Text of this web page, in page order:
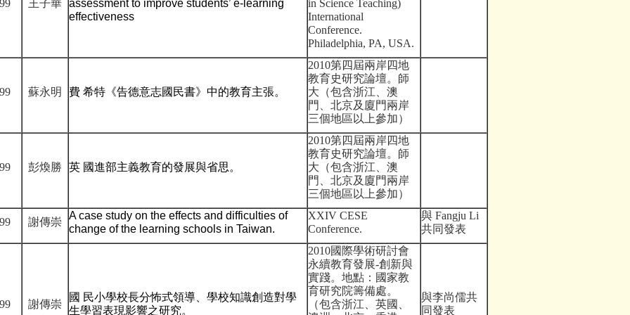
99 王子華
assessment to improve students’ e-learning
effectiveness
in Science Teaching)
International
Conference.
Philadelphia, PA, USA.
99 蘇永明 費 希特《告德意志國民書》中的教育主張。
2010第四屆兩岸四地
教育史研究論壇。師
大（包含浙江、澳
門、北京及廈門兩岸
三個地區以上參加）
99 彭煥勝 英 國進部主義教育的發展與省思。
2010第四屆兩岸四地
教育史研究論壇。師
大（包含浙江、澳
門、北京及廈門兩岸
三個地區以上參加）
99 謝傳崇
A case study on the effects and difficulties of
change of the learning schools in Taiwan.
XXIV CESE
Conference.
與Fangju Li
共同發表
99 謝傳崇
國 民小學校長分怖式領導、學校知識創造對學
生學習表現影響之研究。
2010國際學術研討會
永續教育發展-創新與
實踐。地點：國家教
育研究院籌備處。
（包含浙江、英國、
與李尚儒共
同發表